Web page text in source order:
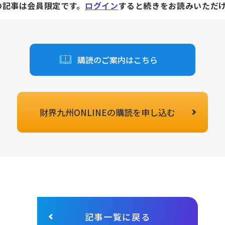
事は会員限定です。 ログインすると続きをお読みいただ
購読のご案内はこちら
財界九州ONLINEの購読を申し込む
記事一覧に戻る